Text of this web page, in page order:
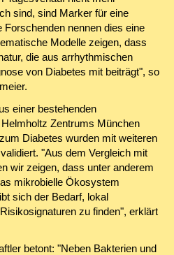
sind, sind Marker für eine
Forschenden nennen dies eine
Modelle zeigen, dass
die aus arrhythmischen
von Diabetes mit beiträgt", so
einer bestehenden
Zentrums München
Diabetes wurden mit weiteren
"Aus dem Vergleich mit
wir zeigen, dass unter anderem
mikrobielle Ökosystem
sich der Bedarf, lokal
zu finden", erklärt
betont: "Neben Bakterien und